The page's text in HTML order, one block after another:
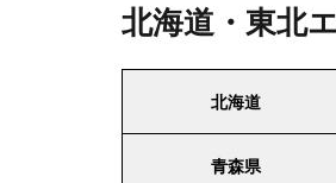
北海道・東北
北海道
青森県